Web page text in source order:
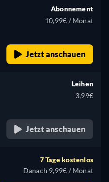
Abonnement
10,99€ / Monat
Jetzt anschauen
Leihen
3,99€
Jetzt anschauen
7 Tage kostenlos
Danach 9,99€ / Monat